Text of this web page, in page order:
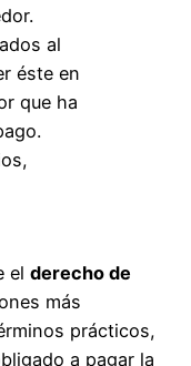
al
éste en
que ha
el derecho de
más
prácticos,
a pagar la